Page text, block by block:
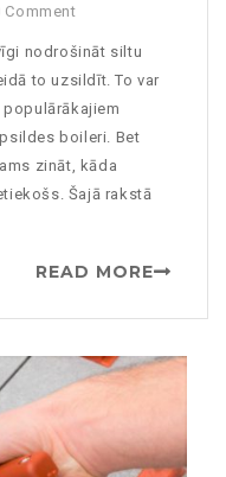
Comment
nodrošināt siltu
to uzsildīt. To var
boileri. Bet
zināt, kāda
Šajā rakstā
READ MORE